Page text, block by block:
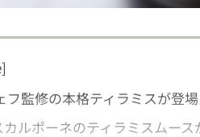
]
フ監修の本格ティラミスが登場
ルポーネのティラミスムース